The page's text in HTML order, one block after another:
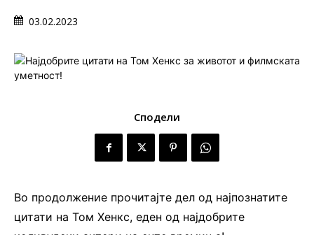
03.02.2023
Сподели
Во продолжение прочитајте дел од најпознатите
цитати на Том Хенкс, еден од најдобрите